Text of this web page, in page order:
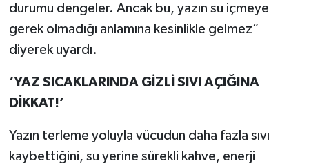
durumu dengeler. Ancak bu, yazın su içmeye
gerek olmadığı anlamına kesinlikle gelmez”
diyerek uyardı.
‘YAZ SICAKLARINDA GİZLİ SIVI AÇIĞINA
DİKKAT!’
Yazın terleme yoluyla vücudun daha fazla sıvı
kaybettiğini, su yerine sürekli kahve, enerji